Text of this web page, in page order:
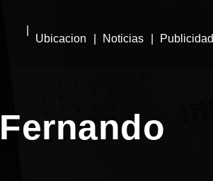
Ubicacion Noticias Publicidad